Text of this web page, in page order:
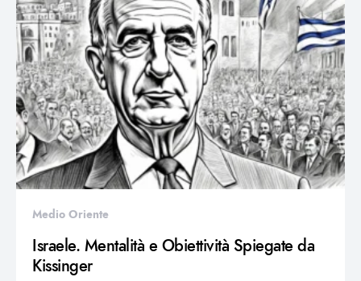
Medio Oriente
Israele. Mentalità e Obiettività Spiegate da
Kissinger